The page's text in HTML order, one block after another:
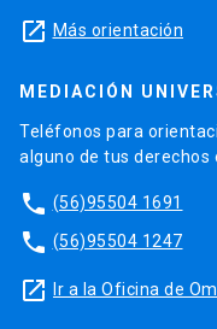
launch Más orientación
MEDIACIÓN
Teléfonos para
alguno de tus derechos
phone (56)95504 1691
phone (56)95504 1247
launch Ir a la Oficina de